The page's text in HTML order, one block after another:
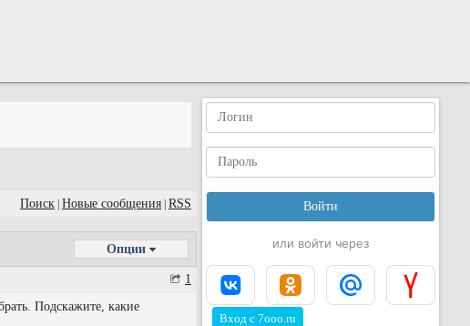
Поиск Новые сообщения RSS
Опции
1
Подскажите, какие
или войти через
Вход с 7ooo.ru